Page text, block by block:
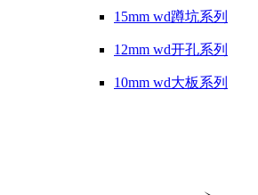
15mm wd蹲坑系列
12mm wd开孔系列
10mm wd大板系列